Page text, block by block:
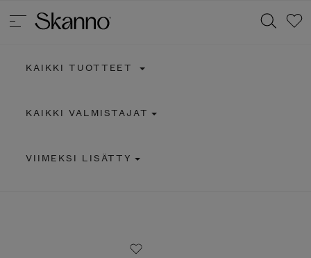
KAIKKI TUOTTEET
KAIKKI VALMISTAJAT
VIIMEKSI LISÄTTY